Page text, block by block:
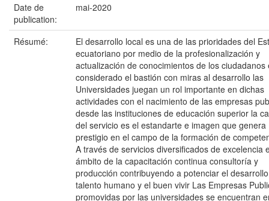
Date de
publication:
mai-2020
Résumé:
El desarrollo local es una de las prioridades del
ecuatoriano por medio de la profesionalización y
actualización de conocimientos de los ciudadanos
considerado el bastión con miras al desarrollo las
Universidades juegan un rol importante en dichas
actividades con el nacimiento de las empresas
desde las instituciones de educación superior la
del servicio es el estandarte e imagen que genera
prestigio en el campo de la formación de
A través de servicios diversificados de excelencia
ámbito de la capacitación continua consultoría y
producción contribuyendo a potenciar el
talento humano y el buen vivir Las Empresas
promovidas por las universidades se encuentran